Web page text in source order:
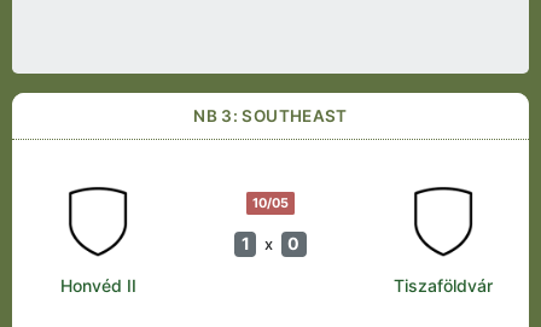
NB 3: SOUTHEAST
10/05
1 x 0
Honvéd II Tiszaföldvár